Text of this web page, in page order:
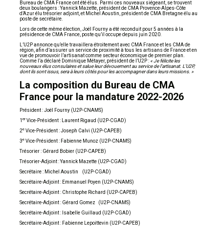
Bureau de CMA France ont été élus. Parmi ces nouveaux siégeant, se trouvent
deux boulangers : Yannick Mazette, président de CMA Provence-Alpes-Côte
d’Azur élu trésorier adjoint, et Michel Aoustin, président de CMA Bretagne élu au
poste de secrétaire.
Lors de cette même élection, Joël Fourny a été reconduit pour 5 années à la
présidence de CMA France, poste qu’il occupe depuis juin 2020.
L’U2P annonce qu’elle travaillera étroitement avec CMA France et les CMA de
région, afin d’assurer un service de proximité à tous les artisans de France et en
vue de promouvoir l’artisanat comme secteur économique de premier plan.
Comme l’a déclaré Dominique Métayer, président de l’U2P : « Je félicite les
nouveaux élus consulaires et salue leur dévouement au service de l’artisanat. L’U2P,
dont ils sont issus, sera à leurs côtés pour les accompagner dans leurs missions. »
La composition du Bureau de CMA
France pour la mandature 2022-2026
Président : Joël Fourny (U2P-CNAMS)
1 er Vice-Président : Laurent Rigaud (U2P-CGAD)
2e Vice-Président : Joseph Calvi (U2P-CAPEB)
3e Vice-Président : Fabienne Munoz (U2P-CNAMS)
Trésorier : Gérard Bobier (U2P-CAPEB)
Trésorier-Adjoint : Yannick Mazette (U2P-CGAD)
Secrétaire : Michel Aoustin (U2P-CGAD)
Secrétaire-Adjoint : Emmanuel Poyen (U2P-CNAMS)
Secrétaire-Adjoint : Christophe Richard (U2P-CAPEB)
Secrétaire-Adjoint : Gérard Gomez (U2P-CNAMS)
Secrétaire-Adjoint : Isabelle Guillaud (U2P-CGAD)
Secrétaire-Adjoint : Fabienne Lepoittevin (U2P-CAPEB)